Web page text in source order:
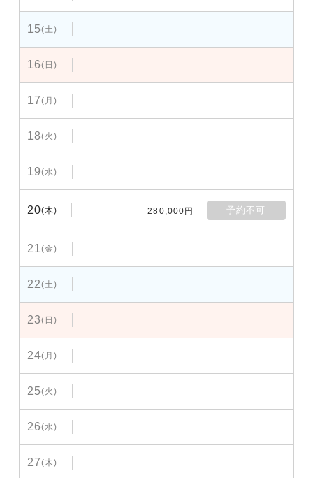
15(土)
16(日)
17(月)
18(火)
19(水)
20(木) 280,000円 予約不可
21(金)
22(土)
23(日)
24(月)
25(火)
26(水)
27(木)